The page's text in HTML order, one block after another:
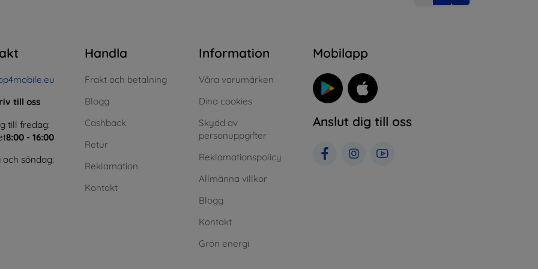
till oss
till fredag:
8:00 - 16:00
och söndag:
Handla
Frakt och betalning
Blogg
Cashback
Retur
Reklamation
Kontakt
Information
Våra varumärken
Dina cookies
Skydd av
personuppgifter
Reklamationspolicy
Allmänna villkor
Blogg
Kontakt
Grön energi
Mobilapp
Anslut dig till oss